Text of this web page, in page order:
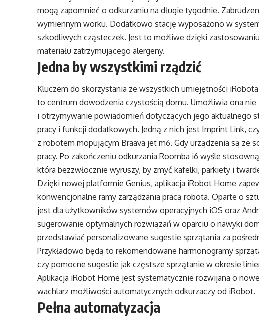
mogą zapomnieć o odkurzaniu na długie tygodnie.
wymiennym worku. Dodatkowo stację wyposażono w
szkodliwych cząsteczek. Jest to możliwe dzięki
materiału zatrzymującego alergeny.
Jedna by wszystkimi rządzić
Kluczem do skorzystania ze wszystkich umiejętności
to centrum dowodzenia czystością domu. Umożliwia ona
i otrzymywanie powiadomień dotyczących jego aktualnego
pracy i funkcji dodatkowych. Jedną z nich jest Imprint Link,
z robotem mopującym Braava jet m6. Gdy urządzenia są ze
pracy. Po zakończeniu odkurzania Roomba i6 wyśle
która bezzwłocznie wyruszy, by zmyć kafelki, parkiety i
Dzięki nowej platformie Genius, aplikacja iRobot Home
konwencjonalne ramy zarządzania pracą robota. Oparte o
jest dla użytkowników systemów operacyjnych iOS oraz
sugerowanie optymalnych rozwiązań w oparciu o nawyki
przedstawiać personalizowane sugestie sprzątania za
Przykładowo będą to rekomendowane harmonogramy
czy pomocne sugestie jak częstsze sprzątanie w okresie
Aplikacja iRobot Home jest systematycznie rozwijana o
wachlarz możliwości automatycznych odkurzaczy od iRobot.
Pełna automatyzacja